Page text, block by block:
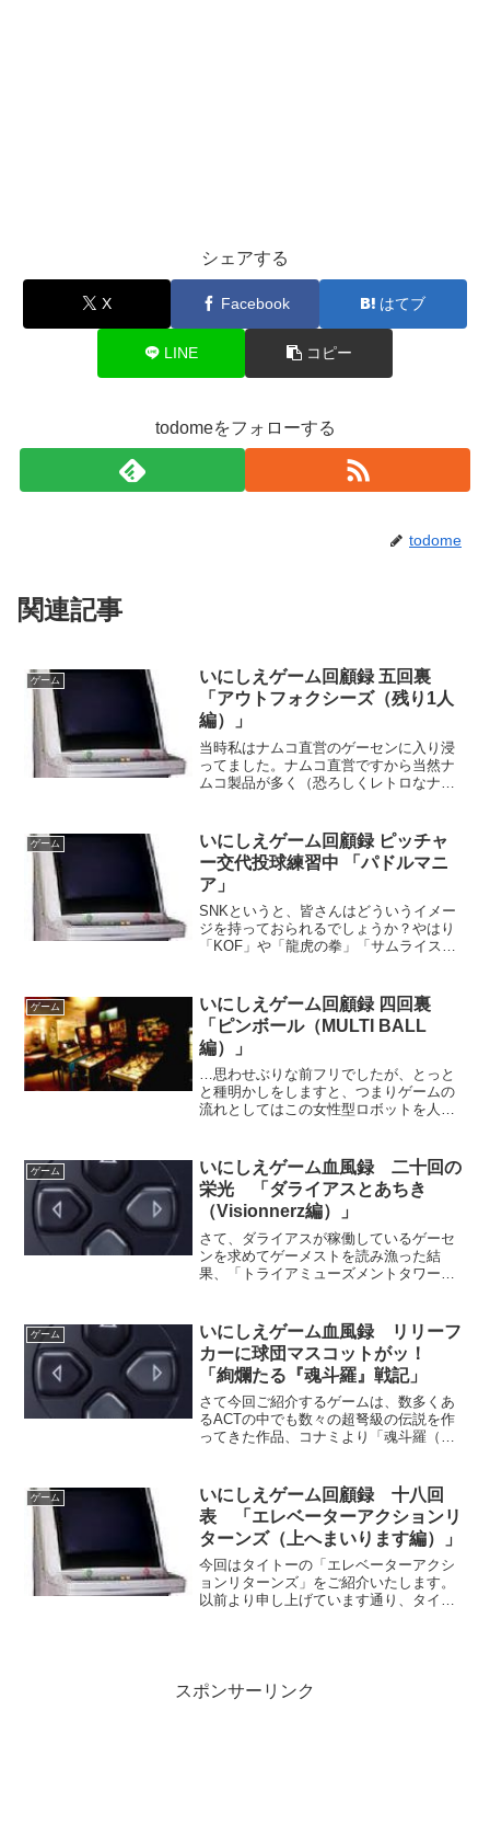
シェアする
X Facebook はてブ
LINE コピー
todomeをフォローする
todome
関連記事
ゲーム
いにしえゲーム回顧録 五回裏
「アウトフォクシーズ（残り1人
編）」
当時私はナムコ直営のゲーセンに入り浸
ってました。ナムコ直営ですから当然ナ
ムコ製品が多く（恐ろしくレトロなナム
した。しかしデモ画面を見て抱いた最初
の印象は「…なんかごちゃ...
ゲーム
いにしえゲーム回顧録 ピッチャ
ー交代投球練習中 「パドルマニ
ア」
SNKというと、皆さんはどういうイメー
ジを持っておられるでしょうか？やはり
「KOF」や「龍虎の拳」「サムライスピ
す。しかし大昔、まだ「新日本企画」だ
った頃には、なかなか...
ゲーム
いにしえゲーム回顧録 四回裏
「ピンボール（MULTI BALL
編）」
…思わせぶりな前フリでしたが、とっと
と種明かしをしますと、つまりゲームの
流れとしてはこの女性型ロボットを人間
妄想的になってきました。しかもプレイ
した私は中学生でしたから...
ゲーム
いにしえゲーム血風録 二十回の
栄光 「ダライアスとあちき
（Visionnerz編）」
さて、ダライアスが稼働しているゲーセ
ンを求めてゲーメストを読み漁った結
果、「トライアミューズメントタワー
のかちっとも知らないままに、受験のた
めの上京の際には是非ともココ...
ゲーム
いにしえゲーム血風録 リリーフ
カーに球団マスコットがッ！
「絢爛たる『魂斗羅』戦記」
さて今回ご紹介するゲームは、数多くあ
るACTの中でも数々の超弩級の伝説を作
ってきた作品、コナミより「魂斗羅（コ
は「グラディウス」「ドラキュラ」と共
に、コナミの3大ゲーム...
ゲーム
いにしえゲーム回顧録 十八回
表 「エレベーターアクションリ
ターンズ（上へまいります編）」
今回はタイトーの「エレベーターアクシ
ョンリターンズ」をご紹介いたします。
以前より申し上げています通り、タイト
スポンサーリンク